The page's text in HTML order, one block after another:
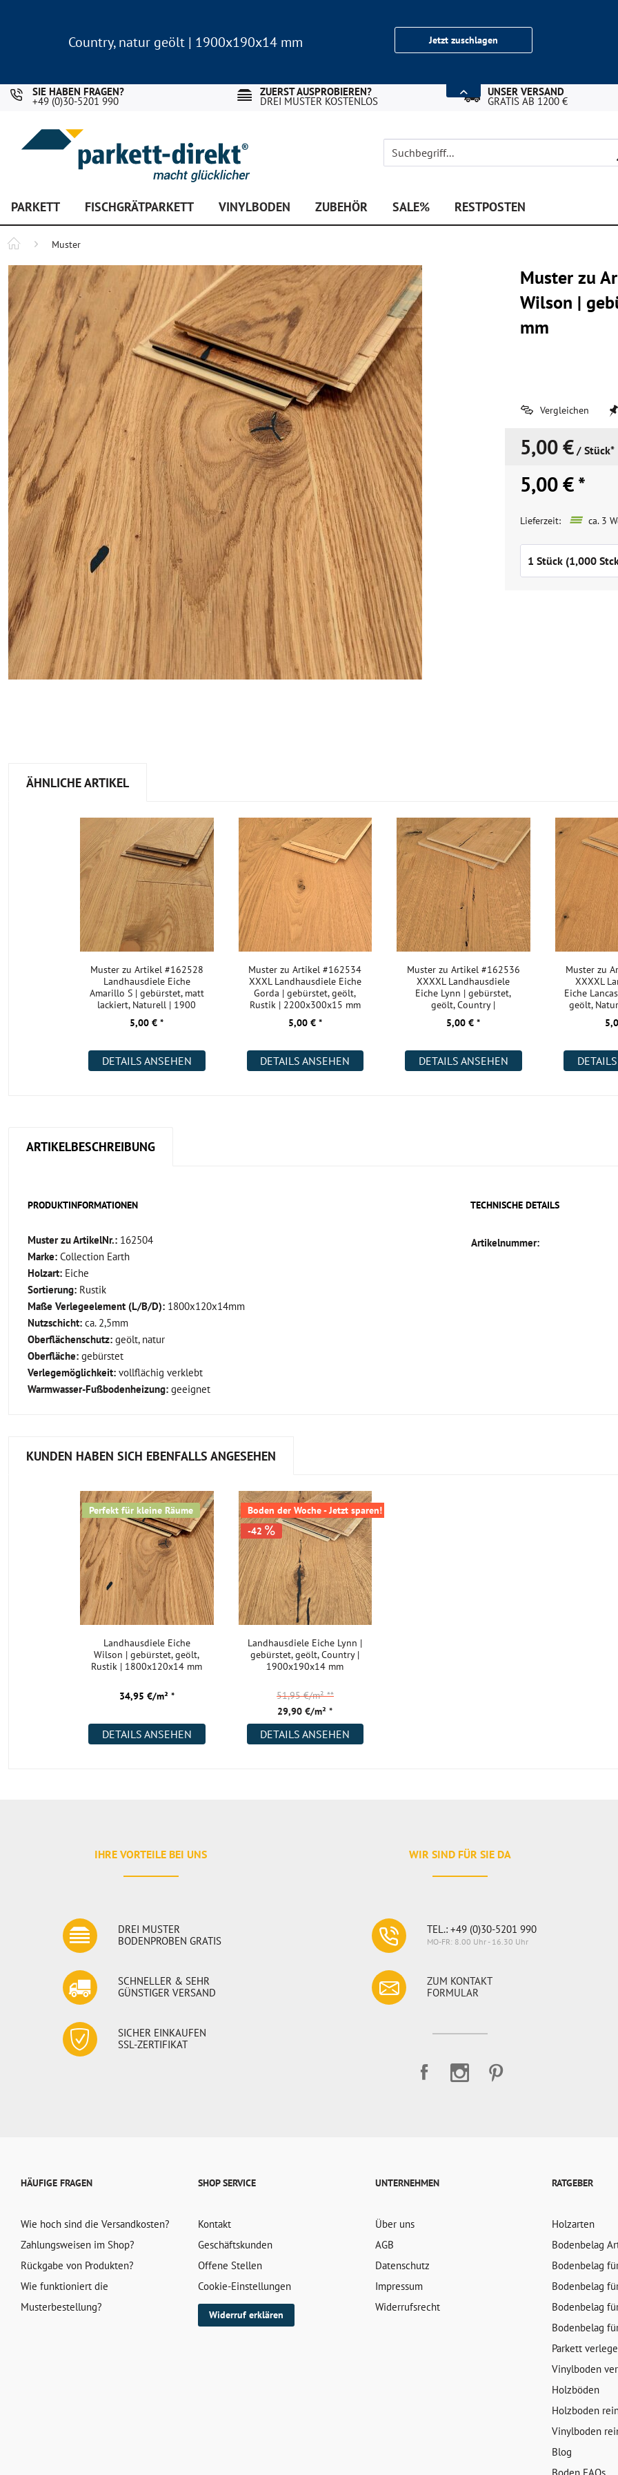
Country, natur geölt | 1900x190x14 mm
Jetzt zuschlagen
SIE HABEN FRAGEN?
+49 (0)30-5201 990
ZUERST AUSPROBIEREN?
DREI MUSTER KOSTENLOS
UNSER VERSAND
GRATIS AB 1200 €
PARKETT FISCHGRÄTPARKETT VINYLBODEN ZUBEHÖR SALE% RESTPOSTEN
Muster
Muster zu
Wilson |
mm
Vergleichen
5,00 € / Stück*
5,00 € *
Lieferzeit: ca. 3
ÄHNLICHE ARTIKEL
Muster zu Artikel #162528
Landhausdiele Eiche
Amarillo S | gebürstet, matt
lackiert, Naturell | 1900
5,00 € *
DETAILS ANSEHEN
Muster zu Artikel #162534
XXXL Landhausdiele Eiche
Gorda | gebürstet, geölt,
Rustik | 2200x300x15 mm
5,00 € *
DETAILS ANSEHEN
Muster zu Artikel #162536
XXXXL Landhausdiele
Eiche Lynn | gebürstet,
geölt, Country |
2200x400x18 m
5,00 € *
DETAILS ANSEHEN
Muster zu
XXXXL
Eiche
geölt,
ARTIKELBESCHREIBUNG
PRODUKTINFORMATIONEN
Muster zu ArtikelNr.: 162504
Marke: Collection Earth
Holzart: Eiche
Sortierung: Rustik
Maße Verlegeelement (L/B/D): 1800x120x14mm
Nutzschicht: ca. 2,5mm
Oberflächenschutz: geölt, natur
Oberfläche: gebürstet
Verlegemöglichkeit: vollflächig verklebt
Warmwasser-Fußbodenheizung: geeignet
TECHNISCHE DETAILS
Artikelnummer:
KUNDEN HABEN SICH EBENFALLS ANGESEHEN
Perfekt für kleine Räume
Landhausdiele Eiche
Wilson | gebürstet, geölt,
Rustik | 1800x120x14 mm
34,95 €/m² *
DETAILS ANSEHEN
Boden der Woche - Jetzt sparen!
-42
Landhausdiele Eiche Lynn |
gebürstet, geölt, Country |
1900x190x14 mm
29,90 €/m² *
51,95 €/m²**
DETAILS ANSEHEN
IHRE VORTEILE BEI UNS
DREI MUSTER
BODENPROBEN GRATIS
SCHNELLER & SEHR
GÜNSTIGER VERSAND
SICHER EINKAUFEN
SSL-ZERTIFIKAT
WIR SIND FÜR SIE DA
TEL.: +49 (0)30-5201 990
MO-FR: 8.00 Uhr - 16.30 Uhr
ZUM KONTAKT
FORMULAR
HÄUFIGE FRAGEN
Wie hoch sind die Versandkosten?
Zahlungsweisen im Shop?
Rückgabe von Produkten?
Wie funktioniert die
Musterbestellung?
SHOP SERVICE
Kontakt
Geschäftskunden
Offene Stellen
Cookie-Einstellungen
Widerruf erklären
UNTERNEHMEN
Über uns
AGB
Datenschutz
Impressum
Widerrufsrecht
RATGEBER
Holzarten
Bodenbelag
Bodenbelag
Bodenbelag
Bodenbelag
Bodenbelag
Parkett
Vinylboden
Holzböden
Holzboden
Vinylboden
Blog